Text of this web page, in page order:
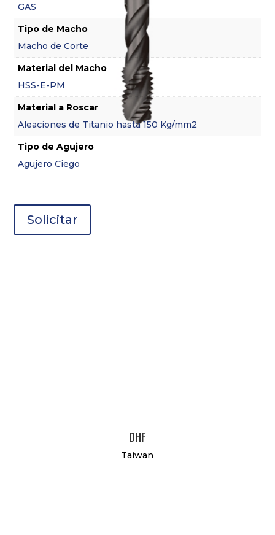
GAS
Tipo de Macho
Macho de Corte
Material del Macho
HSS-E-PM
Material a Roscar
Aleaciones de Titanio hasta 150 Kg/mm2
Tipo de Agujero
Agujero Ciego
Solicitar
DHF
Taiwan